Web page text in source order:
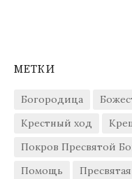
МЕТКИ
Богородица
Крестный ход
Покров Пресвятой
Помощь